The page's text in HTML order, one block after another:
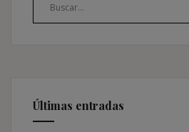
Últimas entradas